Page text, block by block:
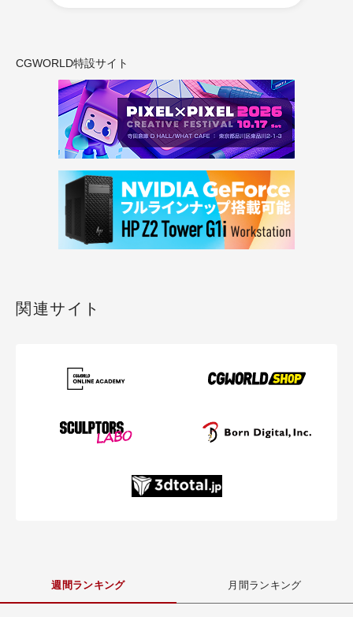
CGWORLD特設サイト
関連サイト
週間ランキング 月間ランキング